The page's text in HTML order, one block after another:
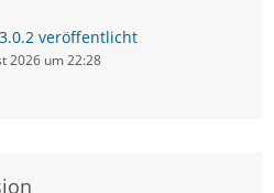
veröffentlicht
2026 um 22:28